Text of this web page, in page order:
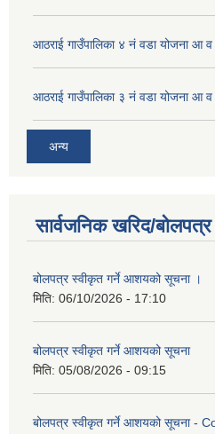
आठराई गाउँपालिका ४ नं वडा योजना आ
आठराई गाउँपालिका ३ नं वडा योजना आ
अन्य
सार्वजनिक खरिद/
बोलपत्र स्वीकृत गर्ने आशयको सूचना ।
मिति: 06/10/2026 - 17:10
बोलपत्र स्वीकृत गर्ने आशयको सूचना
मिति: 05/08/2026 - 09:15
बोलपत्र स्वीकृत गर्ने आशयको सूचना -